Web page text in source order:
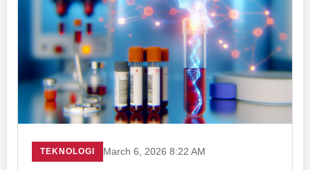
TEKNOLOGI March 6, 2026 8:22 AM